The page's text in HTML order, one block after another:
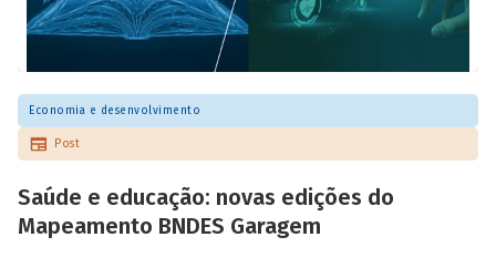
Economia e desenvolvimento
Post
Saúde e educação: novas edições do
Mapeamento BNDES Garagem